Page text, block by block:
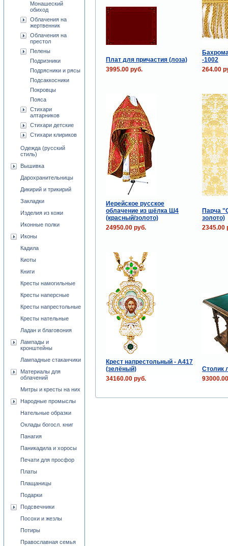
Плат для причастия (лоза)
-1002
3995.00 руб.
264.00
Иерейское русское
облачение из шёлка Ш4
(красный/золото)
Парча
золото)
24950.00 руб.
2345.00
Крест напрестольный - A417
(зелёный)
Столик
34160.00 руб.
Монашеский
обиход
Облачения на
жертвенник
Облачения на
престол
Пелены
Подризники
Подрясники и рясы
Подсаккосники
Покровцы
Пояса
Стихари
алтарников
Стихари детские
Стихари клириков
Одежда (русский
стиль)
Вышивка
Дарохранительницы
Дикирий и трикирий
Закладки
Изделия из кожи
Иконные полки
Иконы
Кадила
Киоты
Книги
Кресты намогильные
Кресты наперсные
Кресты напрестольные
Кресты нательные
Ладан и благовония
Лампады и
кронштейны
Лампадные стаканчики
Материалы для
облачений
Митры и кресты на них
Народные промыслы
Нательные образки
Оклады богосл. книг
Панагия
Паникадила и хоросы
Печати для просфор
Платы
Плащаницы
Подарки
Подсвечники
Посохи и жезлы
Потиры
Православная семья